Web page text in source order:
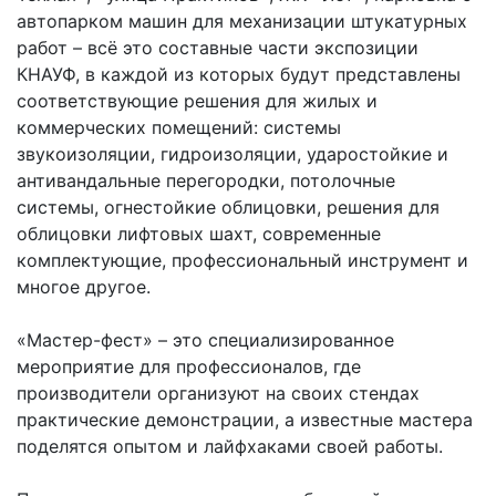
автопарком машин для механизации штукатурных
работ – всё это составные части экспозиции
КНАУФ, в каждой из которых будут представлены
соответствующие решения для жилых и
коммерческих помещений: системы
звукоизоляции, гидроизоляции, ударостойкие и
антивандальные перегородки, потолочные
системы, огнестойкие облицовки, решения для
облицовки лифтовых шахт, современные
комплектующие, профессиональный инструмент и
многое другое.
«Мастер-фест» – это специализированное
мероприятие для профессионалов, где
производители организуют на своих стендах
практические демонстрации, а известные мастера
поделятся опытом и лайфхаками своей работы.